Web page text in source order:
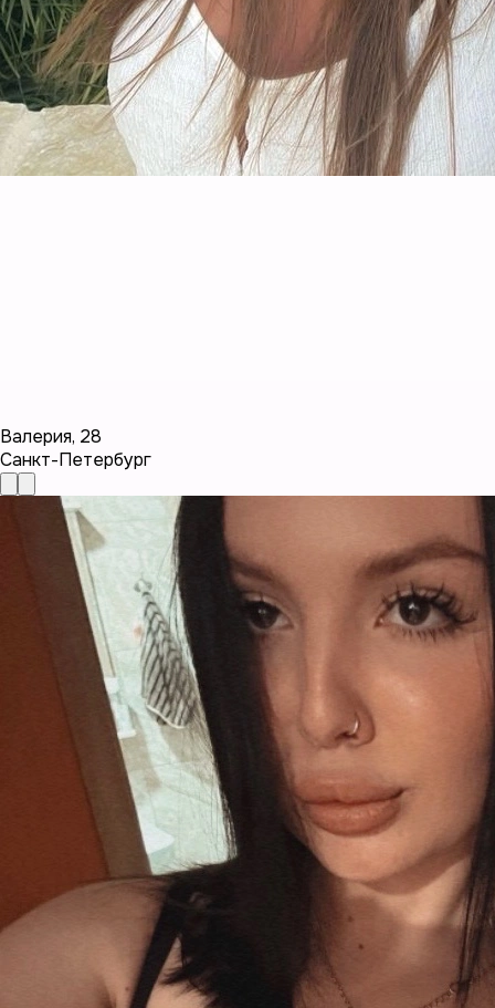
Валерия, 28
Санкт-Петербург